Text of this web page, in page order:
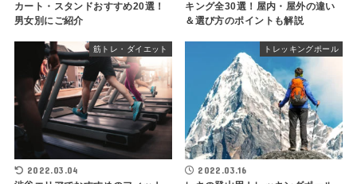
カート・スタンドおすすめ20選！
男女別にご紹介
キング全30選！屋内・屋外の違い
＆選び方のポイントも解説
筋トレ・ダイエット
2022.03.04
トレッキングポール
2022.03.16